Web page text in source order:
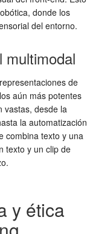
donde los
del entorno.
multimodal
de
aún más potentes
vastas, desde la
la automatización
combina texto y una
texto y un clip de
y ética